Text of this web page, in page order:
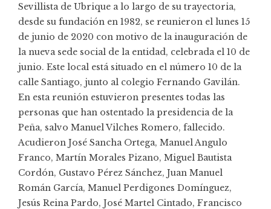
Sevillista de Ubrique a lo largo de su trayectoria,
desde su fundación en 1982, se reunieron el lunes 15
de junio de 2020 con motivo de la inauguración de
la nueva sede social de la entidad, celebrada el 10 de
junio. Este local está situado en el número 10 de la
calle Santiago, junto al colegio Fernando Gavilán.
En esta reunión estuvieron presentes todas las
personas que han ostentado la presidencia de la
Peña, salvo Manuel Vilches Romero, fallecido.
Acudieron José Sancha Ortega, Manuel Angulo
Franco, Martín Morales Pizano, Miguel Bautista
Cordón, Gustavo Pérez Sánchez, Juan Manuel
Román García, Manuel Perdigones Domínguez,
Jesús Reina Pardo, José Martel Cintado, Francisco